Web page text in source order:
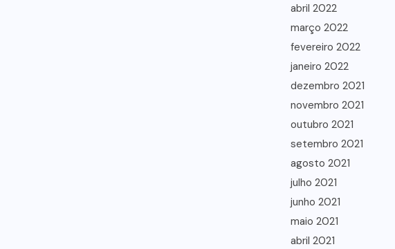
abril 2022
março 2022
fevereiro 2022
janeiro 2022
dezembro 2021
novembro 2021
outubro 2021
setembro 2021
agosto 2021
julho 2021
junho 2021
maio 2021
abril 2021